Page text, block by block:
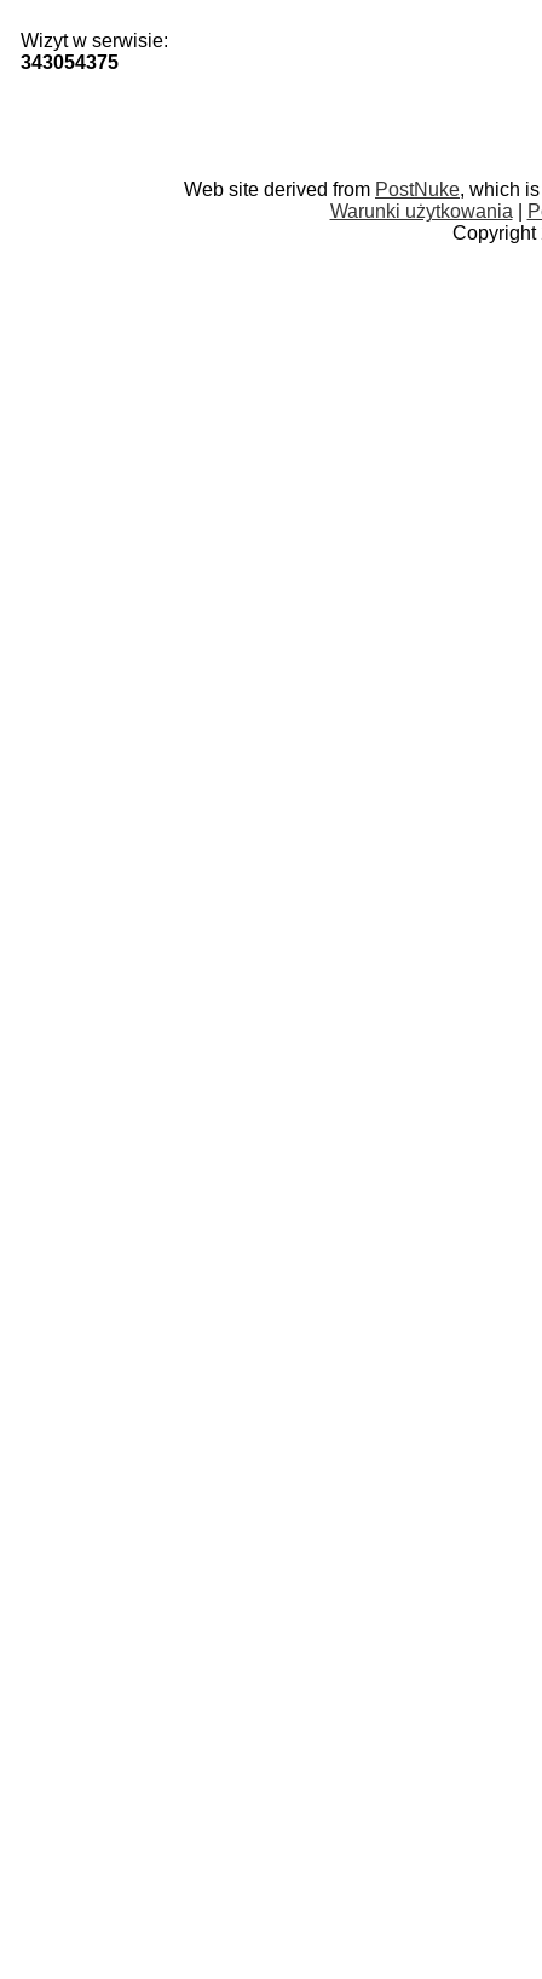
Wizyt w serwisie:
343054375
Web site derived from PostNuke, which
Warunki użytkowania
Copyright